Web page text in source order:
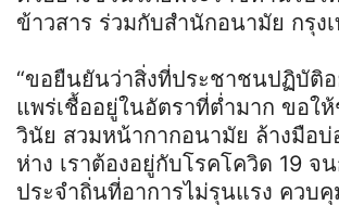
ข้าวสาร ร่วมกับสำนักอนามัย กรุง
“ขอยืนยันว่าสิ่งที่ประชาชนปฏิบัติอ
แพร่เชื้ออยู่ในอัตราที่ต่ำมาก ขอใ
วินัย สวมหน้ากากอนามัย ล้างมือบ่
ห่าง เราต้องอยู่กับโรคโควิด 19 จ
ประจำถิ่นที่อาการไม่รุนแรง ควบ